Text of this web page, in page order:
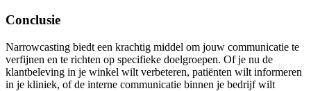
Conclusie
Narrowcasting biedt een krachtig middel om jouw communicatie te
verfijnen en te richten op specifieke doelgroepen. Of je nu de
klantbeleving in je winkel wilt verbeteren, patiënten wilt informeren
in je kliniek, of de interne communicatie binnen je bedrijf wilt